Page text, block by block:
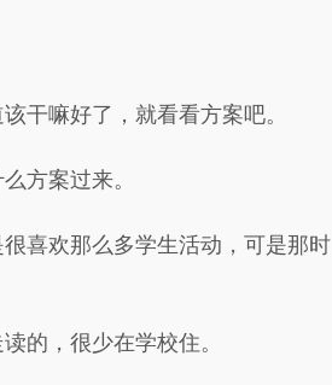
干嘛好了，就看看方案吧。
方案过来。
喜欢那么多学生活动，可是那时
的，很少在学校住。